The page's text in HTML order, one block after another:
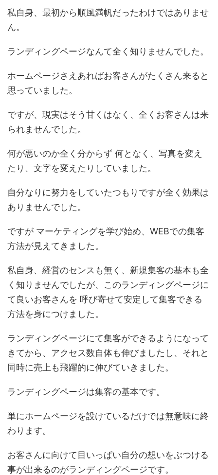
私自身、最初から順風満帆だったわけではありませ
ん。
ランディングページなんて全く知りませんでした。
ホームページさえあればお客さんがたくさん来ると
思っていました。
ですが、現実はそう甘くはなく、全くお客さんは来
られませんでした。
何が悪いのか全く分からず 何となく、写真を変え
たり、文字を変えたりしていました。
自分なりに努力をしていたつもりですが全く効果は
ありませんでした。
ですが マーケティングを学び始め、WEBでの集客
方法が見えてきました。
私自身、経営のセンスも無く、新規集客の基本も全
く知りませんでしたが、このランディングページに
て良いお客さんを 呼び寄せて安定して集客できる
方法を身につけました。
ランディングページにて集客ができるようになって
きてから、アクセス数自体も伸びましたし、それと
同時に売上も飛躍的に伸びていきました。
ランディングページは集客の基本です。
単にホームページを設けているだけでは無意味に終
わります。
お客さんに向けて目いっぱい自分の想いをぶつける
事が出来るのがランディングページです。